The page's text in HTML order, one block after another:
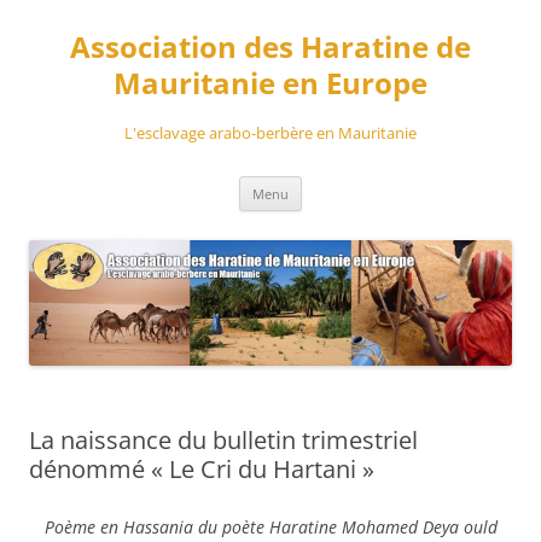
contenuAssociation des Haratine de
Mauritanie en Europe
L'esclavage arabo-berbère en Mauritanie
Menu
La naissance du bulletin trimestriel
dénommé « Le Cri du Hartani »
Poème en Hassania du poète Haratine Mohamed Deya ould